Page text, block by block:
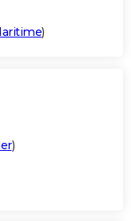
)
)